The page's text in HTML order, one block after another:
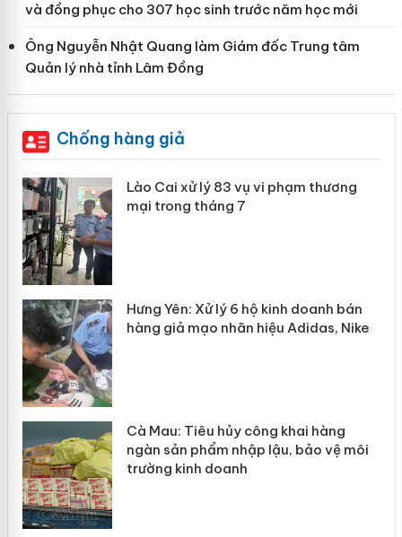
và đồng phục cho 307 học sinh trước năm học mới
Ông Nguyễn Nhật Quang làm Giám đốc Trung tâm
Quản lý nhà tỉnh Lâm Đồng
Chống hàng giả
Lào Cai xử lý 83 vụ vi phạm thương
mại trong tháng 7
Hưng Yên: Xử lý 6 hộ kinh doanh bán
hàng giả mạo nhãn hiệu Adidas, Nike
Cà Mau: Tiêu hủy công khai hàng
ngàn sản phẩm nhập lậu, bảo vệ môi
trường kinh doanh